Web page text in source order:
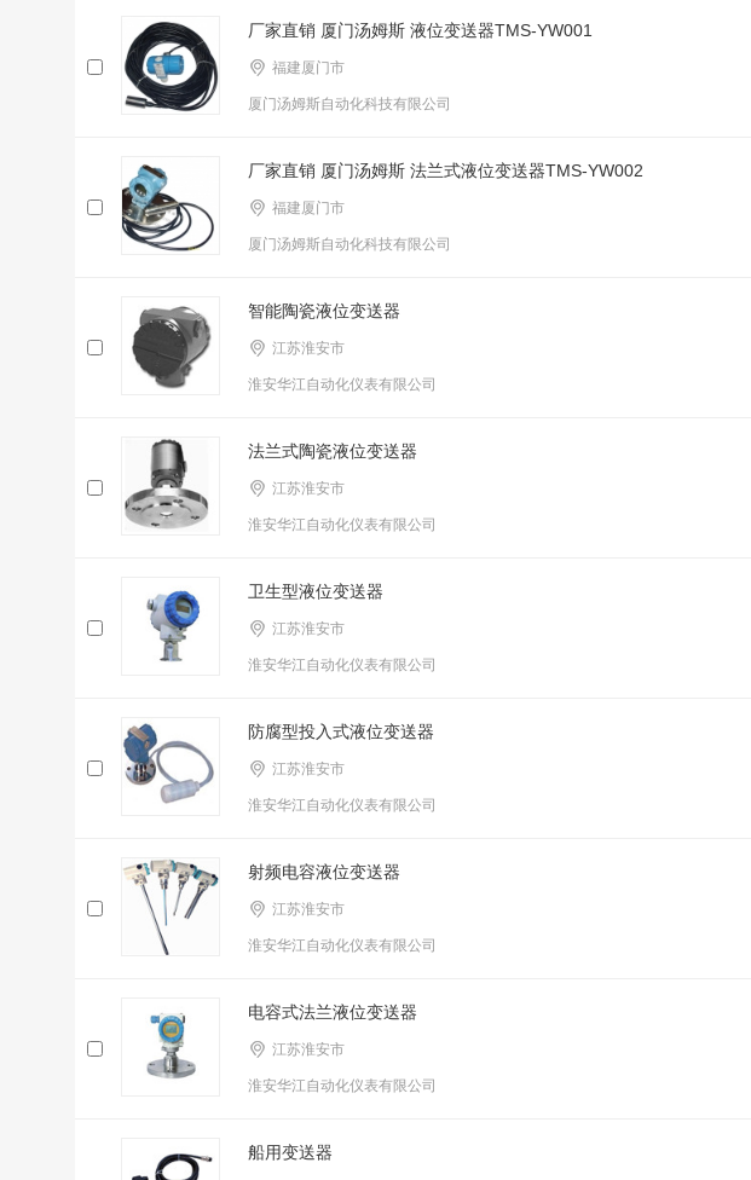
厂家直销 厦门汤姆斯 液位变送器TMS-YW001
福建厦门市
厦门汤姆斯自动化科技有限公司
厂家直销 厦门汤姆斯 法兰式液位变送器TMS-YW002
福建厦门市
厦门汤姆斯自动化科技有限公司
智能陶瓷液位变送器
江苏淮安市
淮安华江自动化仪表有限公司
法兰式陶瓷液位变送器
江苏淮安市
淮安华江自动化仪表有限公司
卫生型液位变送器
江苏淮安市
淮安华江自动化仪表有限公司
防腐型投入式液位变送器
江苏淮安市
淮安华江自动化仪表有限公司
射频电容液位变送器
江苏淮安市
淮安华江自动化仪表有限公司
电容式法兰液位变送器
江苏淮安市
淮安华江自动化仪表有限公司
船用变送器